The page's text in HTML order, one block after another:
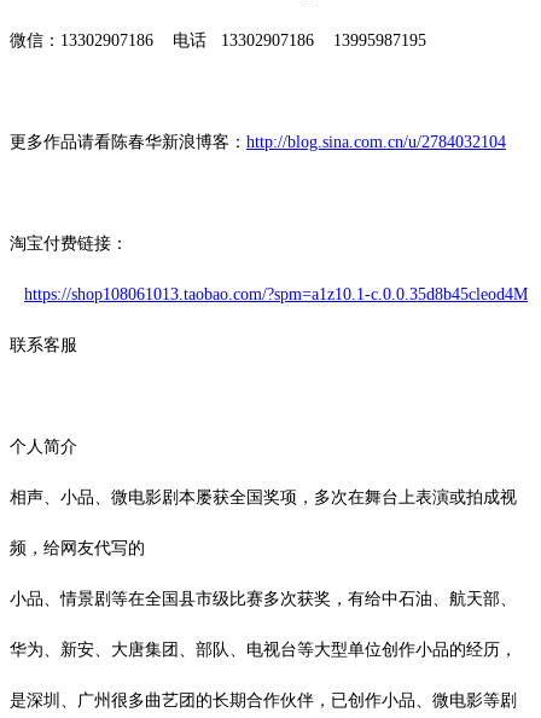
微信：13302907186 电话 13302907186 13995987195
更多作品请看陈春华新浪博客： http://blog.sina.com.cn/u/2784032104
淘宝付费链接：
https://shop108061013.taobao.com/?spm=a1z10.1-c.0.0.35d8b45cleod4M
联系客服
个人简介
相声、小品、微电影剧本屡获全国奖项，多次在舞台上表演或拍成视
频，给网友代写的
小品、情景剧等在全国县市级比赛多次获奖，有给中石油、航天部、
华为、新安、大唐集团、部队、电视台等大型单位创作小品的经历，
是深圳、广州很多曲艺团的长期合作伙伴，已创作小品、微电影等剧